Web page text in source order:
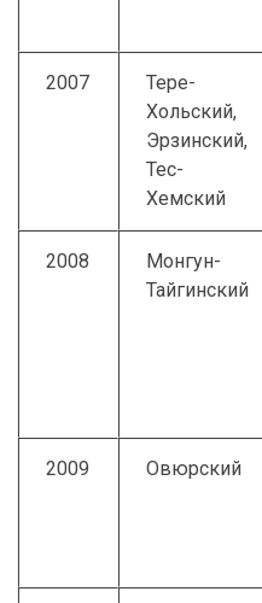
2007
Тере-
Хольский,
Эрзинский,
Тес-
Хемский
2008
Монгун-
Тайгинский
2009 Овюрский